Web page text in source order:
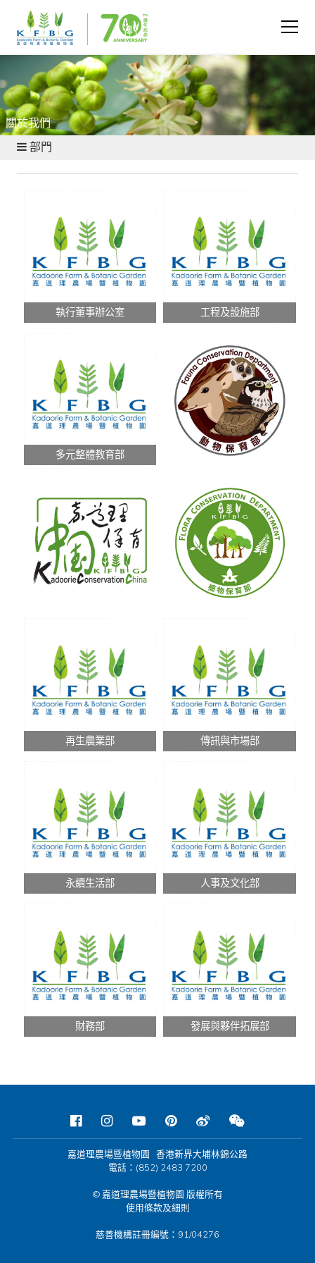
關於我們
部門
執行董事辦公室 工程及設施部
多元整體教育部
再生農業部 傳訊與市場部
永續生活部 人事及文化部
財務部 發展與夥伴拓展部
嘉道理農場暨植物園 香港新界大埔林錦公路
電話：(852) 2483 7200
© 嘉道理農場暨植物園 版權所有
使用條款及細則
慈善機構註冊編號：91/04276